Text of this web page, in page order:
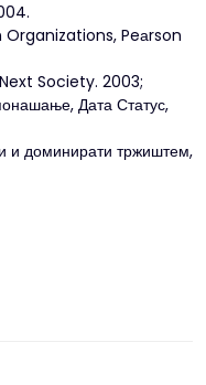
Peаrson
Society. 2003;
Дата Статус,
и доминирати тржиштем,